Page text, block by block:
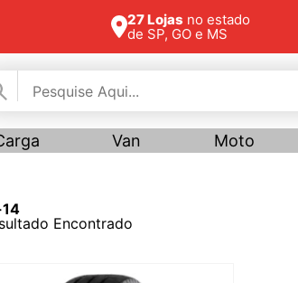
27 Lojas no estado
de SP, GO e MS
Van Moto
Encontrado